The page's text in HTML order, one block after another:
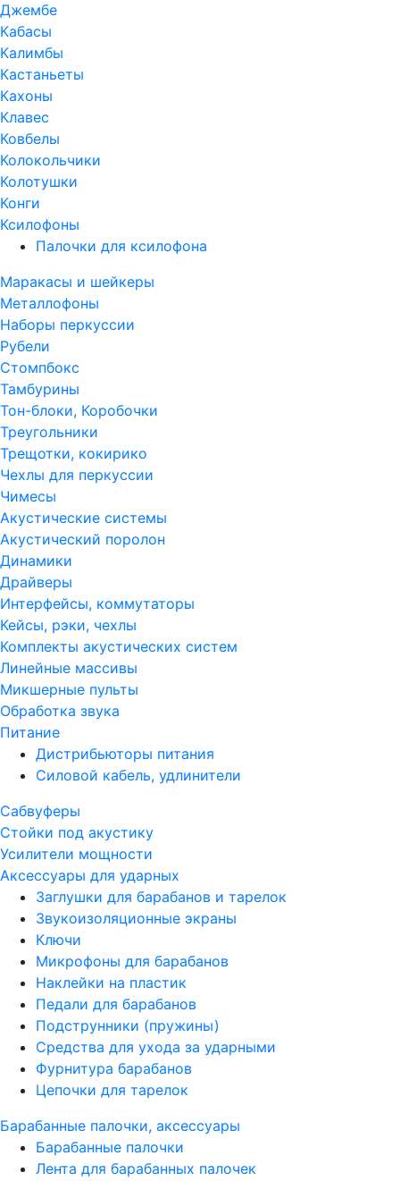
Джембе
Кабасы
Калимбы
Кастаньеты
Кахоны
Клавес
Ковбелы
Колокольчики
Колотушки
Конги
Ксилофоны
Палочки для ксилофона
Маракасы и шейкеры
Металлофоны
Наборы перкуссии
Рубели
Стомпбокс
Тамбурины
Тон-блоки, Коробочки
Треугольники
Трещотки, кокирико
Чехлы для перкуссии
Чимесы
Акустические системы
Акустический поролон
Динамики
Драйверы
Интерфейсы, коммутаторы
Кейсы, рэки, чехлы
Комплекты акустических систем
Линейные массивы
Микшерные пульты
Обработка звука
Питание
Дистрибьюторы питания
Силовой кабель, удлинители
Сабвуферы
Стойки под акустику
Усилители мощности
Аксессуары для ударных
Заглушки для барабанов и тарелок
Звукоизоляционные экраны
Ключи
Микрофоны для барабанов
Наклейки на пластик
Педали для барабанов
Подструнники (пружины)
Средства для ухода за ударными
Фурнитура барабанов
Цепочки для тарелок
Барабанные палочки, аксессуары
Барабанные палочки
Лента для барабанных палочек